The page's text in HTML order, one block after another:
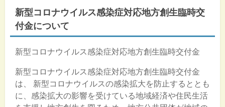
新型コロナウイルス感染症対応地方創生臨時交
付金について
新型コロナウイルス感染症対応地方創生臨時交付金
新型コロナウイルス感染症対応地方創生臨時交付金
は、 新型コロナウイルスの感染拡大を防止するととも
に、感染拡大の影響を受けている地域経済や住民生活